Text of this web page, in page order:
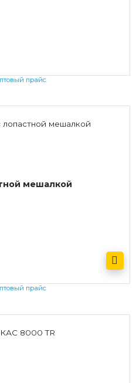
прайс
мешалкой
прайс